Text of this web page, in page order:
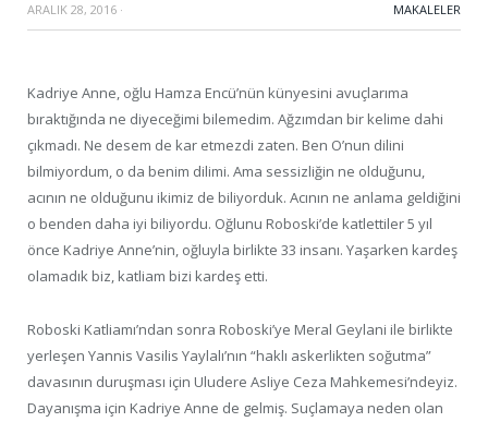
ARALIK 28, 2016 · MAKALELER
Kadriye Anne, oğlu Hamza Encü’nün künyesini avuçlarıma
bıraktığında ne diyeceğimi bilemedim. Ağzımdan bir kelime dahi
çıkmadı. Ne desem de kar etmezdi zaten. Ben O’nun dilini
bilmiyordum, o da benim dilimi. Ama sessizliğin ne olduğunu,
acının ne olduğunu ikimiz de biliyorduk. Acının ne anlama geldiğini
o benden daha iyi biliyordu. Oğlunu Roboski’de katlettiler 5 yıl
önce Kadriye Anne’nin, oğluyla birlikte 33 insanı. Yaşarken kardeş
olamadık biz, katliam bizi kardeş etti.
Roboski Katliamı’ndan sonra Roboski’ye Meral Geylani ile birlikte
yerleşen Yannis Vasilis Yaylalı’nın “haklı askerlikten soğutma”
davasının duruşması için Uludere Asliye Ceza Mahkemesi’ndeyiz.
Dayanışma için Kadriye Anne de gelmiş. Suçlamaya neden olan